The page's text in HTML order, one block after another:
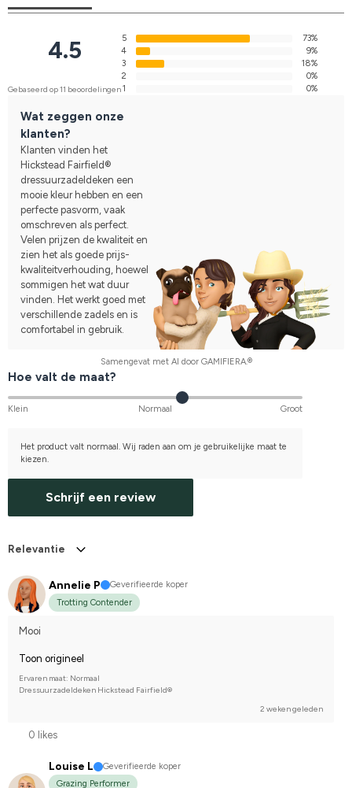
4.5
Gebaseerd op 11 beoordelingen
5
73%
4
9%
3
18%
2
0%
1
0%
Wat zeggen onze
klanten?
Klanten vinden het
Hickstead Fairfield®
dressuurzadeldeken een
mooie kleur hebben en een
perfecte pasvorm, vaak
omschreven als perfect.
Velen prijzen de kwaliteit en
zien het als goede prijs-
kwaliteitverhouding, hoewel
sommigen het wat duur
vinden. Het werkt goed met
verschillende zadels en is
comfortabel in gebruik.
Samengevat met AI door GAMIFIERA.®
Hoe valt de maat?
Klein Normaal Groot
Het product valt normaal. Wij raden aan om je gebruikelijke maat te
kiezen.
Schrijf een review
Relevantie
Annelie P
Geverifieerde koper
Trotting Contender
Mooi
Toon origineel
Ervaren maat: Normaal
Dressuurzadeldeken Hickstead Fairfield®
2 weken geleden
0 likes
Louise L
Geverifieerde koper
Grazing Performer